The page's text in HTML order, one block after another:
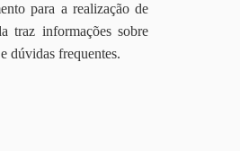
para a realização de
traz informações sobre
dúvidas frequentes.